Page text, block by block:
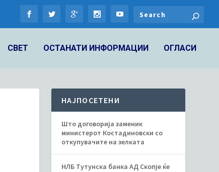
СВЕТ ОСТАНАТИ ИНФОРМАЦИИ ОГЛАСИ
НАЈПОСЕТЕНИ
Што договорија заменик
министерот Костадиновски со
откупувачите на зелката
НЛБ Тутунска банка АД Скопје ќе